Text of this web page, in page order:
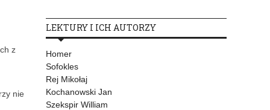
z
nie
LEKTURY I ICH AUTORZY
Homer
Sofokles
Rej Mikołaj
Kochanowski Jan
Szekspir William